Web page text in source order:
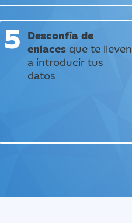
5 Desconfía de
enlaces que te lleven
a introducir tus
datos